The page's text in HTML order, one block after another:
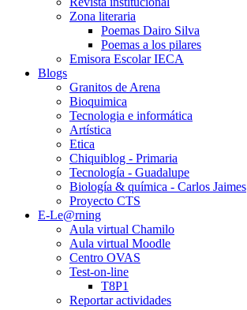
Zona literaria
Poemas Dairo Silva
Poemas a los pilares
Emisora Escolar IECA
Blogs
Granitos de Arena
Bioquimica
Tecnologia e informática
Artística
Etica
Chiquiblog - Primaria
Tecnología - Guadalupe
Biología & química - Carlos Jaimes
Proyecto CTS
E-Le@rning
Aula virtual Chamilo
Aula virtual Moodle
Centro OVAS
Test-on-line
T8P1
Reportar actividades